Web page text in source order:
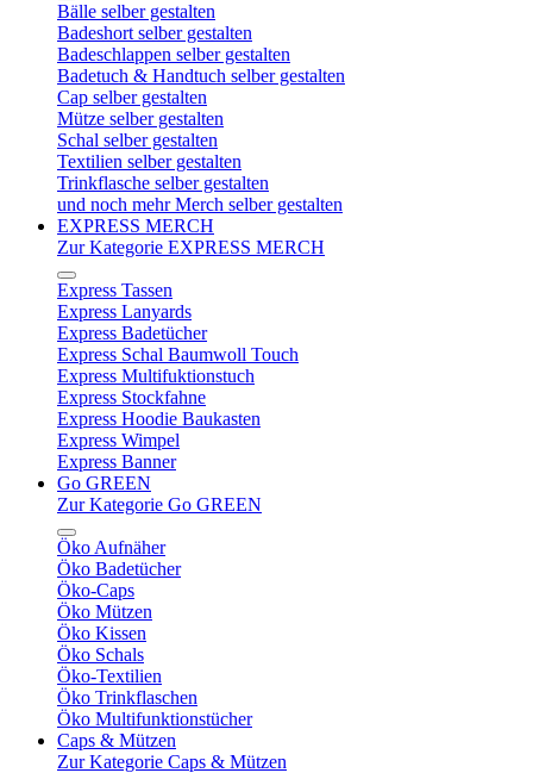
Bälle selber gestalten
Badeshort selber gestalten
Badeschlappen selber gestalten
Badetuch & Handtuch selber gestalten
Cap selber gestalten
Mütze selber gestalten
Schal selber gestalten
Textilien selber gestalten
Trinkflasche selber gestalten
und noch mehr Merch selber gestalten
EXPRESS MERCH
Zur Kategorie EXPRESS MERCH
Express Tassen
Express Lanyards
Express Badetücher
Express Schal Baumwoll Touch
Express Multifuktionstuch
Express Stockfahne
Express Hoodie Baukasten
Express Wimpel
Express Banner
Go GREEN
Zur Kategorie Go GREEN
Öko Aufnäher
Öko Badetücher
Öko-Caps
Öko Mützen
Öko Kissen
Öko Schals
Öko-Textilien
Öko Trinkflaschen
Öko Multifunktionstücher
Caps & Mützen
Zur Kategorie Caps & Mützen